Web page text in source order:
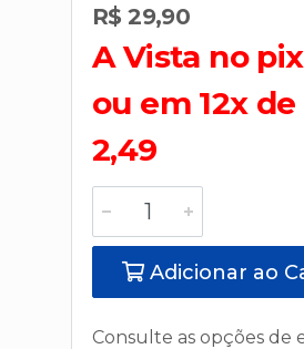
R$ 29,90
A Vista no pix
ou em 12x de
2,49
Adicionar ao
Consulte as opções de